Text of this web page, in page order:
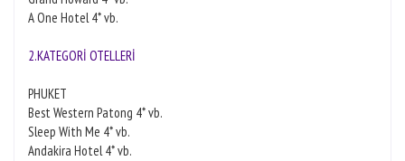
A One Hotel 4* vb.
2.KATEGORİ OTELLERİ
PHUKET
Best Western Patong 4* vb.
Sleep With Me 4* vb.
Andakira Hotel 4* vb.